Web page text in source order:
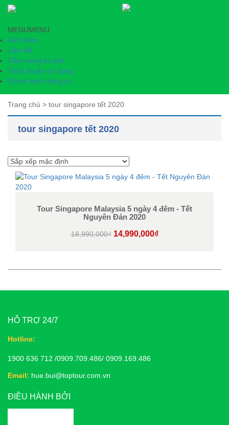
MENUMENU
Giới thiệu
Liên Hệ
Cẩm nang du lịch
Thỏa thuận sử dụng
Chính sách riêng tư
Trang chủ > tour singapore tết 2020
tour singapore tết 2020
Tour Singapore Malaysia 5 ngày 4 đêm - Tết
Nguyên Đán 2020
18,990,000₫ Giá
14,990,000₫Giá
14,990,000₫.
HỖ TRỢ 24/7
Hotline:
1900 636 712 /0909.709.486/ 0909.169.486
Email: hue.bui@toptour.com.vn
ĐIỀU HÀNH BỞI